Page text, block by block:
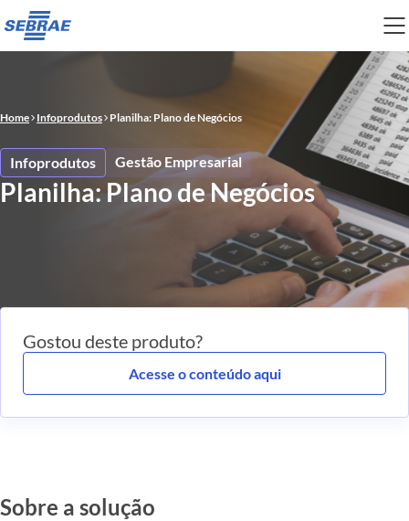
Home Infoprodutos Planilha: Plano de Negócios
Infoprodutos Gestão Empresarial
Planilha: Plano de Negócios
Sobre a solução
Gostou deste produto?
Acesse o conteúdo aqui